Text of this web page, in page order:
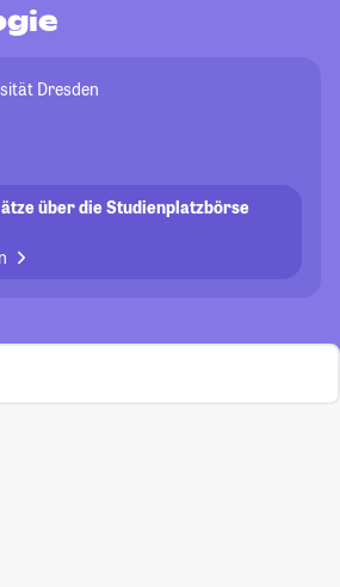
Dresden
über die Studienplatzbörse